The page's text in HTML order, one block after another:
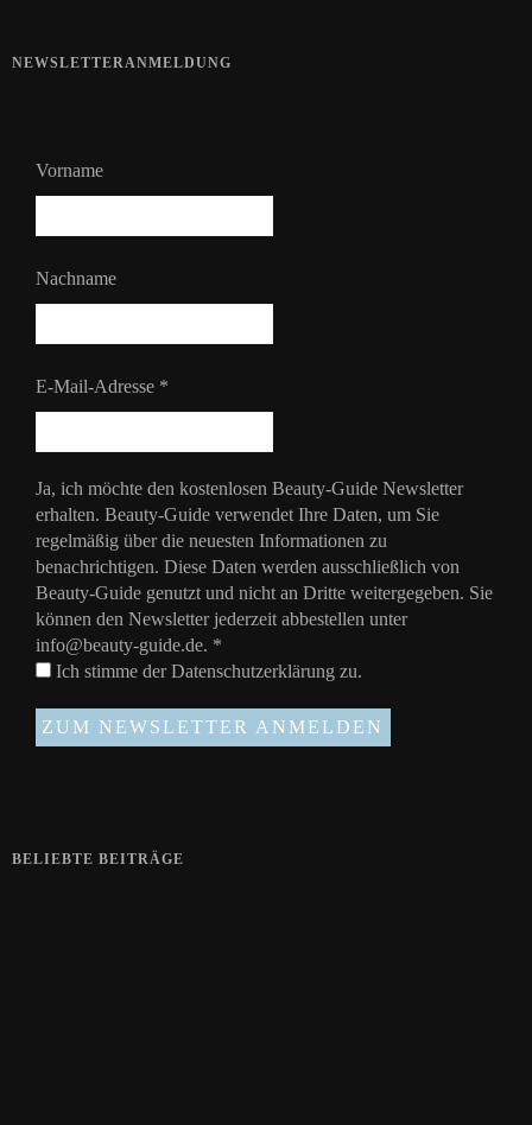
NEWSLETTERANMELDUNG
Vorname
Nachname
E-Mail-Adresse *
Ja, ich möchte den kostenlosen Beauty-Guide Newsletter
erhalten. Beauty-Guide verwendet Ihre Daten, um Sie
regelmäßig über die neuesten Informationen zu
benachrichtigen. Diese Daten werden ausschließlich von
Beauty-Guide genutzt und nicht an Dritte weitergegeben. Sie
können den Newsletter jederzeit abbestellen unter
info@beauty-guide.de. *
Ich stimme derDatenschutzerklärung zu.
BELIEBTE BEITRÄGE